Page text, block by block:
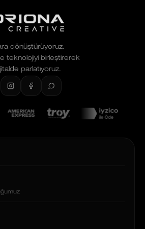
dönüştürüyoruz.
teknolojiyi birleştirerek
parlatıyoruz.